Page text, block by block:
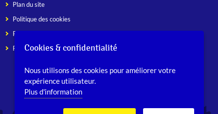
Plan du site
Politique des cookies
Préférences de cookies
Politique d’accessibilité
Cookies & confidentialité
Nous utilisons des cookies pour améliorer votre
expérience utilisateur.
Plus d'information